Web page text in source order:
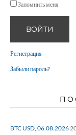
Запомнить меня
ВОЙТИ
Регистрация
Забыли пароль?
BTC USD, 06.08.2026